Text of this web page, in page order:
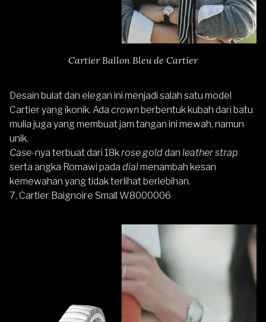
Cartier Ballon Bleu de Cartier
Desain bulat dan elegan ini menjadi salah satu model
Cartier yang ikonik. Ada crownberbentuk kubah dari batu
mulia juga yang membuat jam tangan ini mewah, namun
unik.
Case-nya terbuat dari 18krose golddan leather strap
serta angka Romawi pada dialmenambah kesan
kemewahan yang tidak terlihat berlebihan.
7. Cartier Baignoire Small W8000006